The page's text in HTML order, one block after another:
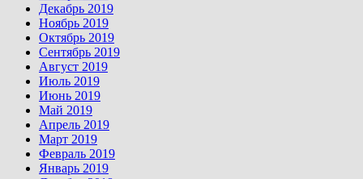
Декабрь 2019
Ноябрь 2019
Октябрь 2019
Сентябрь 2019
Август 2019
Июль 2019
Июнь 2019
Май 2019
Апрель 2019
Март 2019
Февраль 2019
Январь 2019